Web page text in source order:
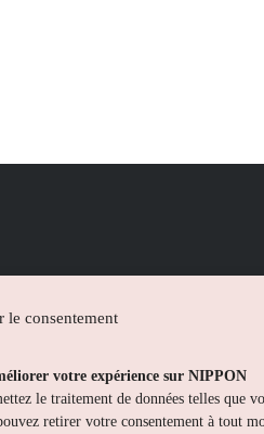
le consentement
votre expérience sur NIPPON
le traitement de données telles que
retirer votre consentement à tout